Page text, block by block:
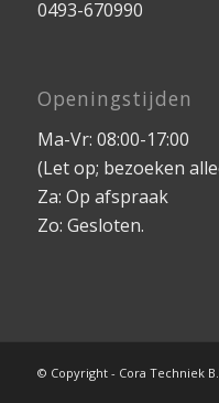
0493-670990
Openingstijden
Ma-Vr: 08:00-17:00
(Let op; bezoeken
Za: Op afspraak
Zo: Gesloten.
© Copyright - Cora Techniek